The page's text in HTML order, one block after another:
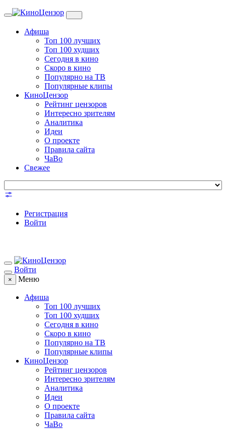
Toggle
Афиша
Топ 100 лучших
Топ 100 худших
Сегодня в кино
Скоро в кино
Популярно на ТВ
Популярные клипы
КиноЦензор
Рейтинг цензоров
Интересно зрителям
Аналитика
Идеи
О проекте
Правила сайта
ЧаВо
Свежее
Регистрация
Войти
Войти
× Меню
Афиша
Топ 100 лучших
Топ 100 худших
Сегодня в кино
Скоро в кино
Популярно на ТВ
Популярные клипы
КиноЦензор
Рейтинг цензоров
Интересно зрителям
Аналитика
Идеи
О проекте
Правила сайта
ЧаВо